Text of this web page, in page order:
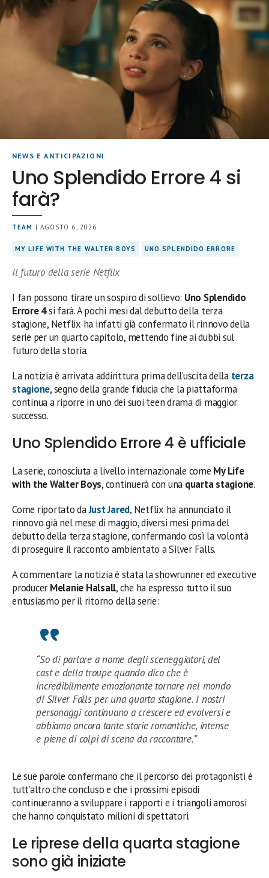
NEWS E ANTICIPAZIONI
Uno Splendido Errore 4 si
farà?
TEAM | AGOSTO 6, 2026
MY LIFE WITH THE WALTER BOYS UNO SPLENDIDO ERRORE
Il futuro della serie Netflix
I fan possono tirare un sospiro di sollievo: Uno Splendido
Errore 4si farà. A pochi mesi dal debutto della terza
stagione, Netflix ha infatti già confermato il rinnovo della
serie per un quarto capitolo, mettendo fine ai dubbi sul
futuro della storia.
La notizia è arrivata addirittura prima dell’uscita della terza
stagione, segno della grande fiducia che la piattaforma
continua a riporre in uno dei suoi teen drama di maggior
successo.
Uno Splendido Errore 4 è ufficiale
La serie, conosciuta a livello internazionale come My Life
with the Walter Boys, continuerà con una quarta stagione.
Come riportato daJust Jared, Netflix ha annunciato il
rinnovo già nel mese di maggio, diversi mesi prima del
debutto della terza stagione, confermando così la volontà
di proseguire il racconto ambientato a Silver Falls.
A commentare la notizia è stata la showrunner ed executive
producer Melanie Halsall, che ha espresso tutto il suo
entusiasmo per il ritorno della serie:
“So di parlare a nome degli sceneggiatori, del
cast e della troupe quando dico che è
incredibilmente emozionante tornare nel mondo
di Silver Falls per una quarta stagione. I nostri
personaggi continuano a crescere ed evolversi e
abbiamo ancora tante storie romantiche, intense
e piene di colpi di scena da raccontare.”
Le sue parole confermano che il percorso dei protagonisti è
tutt’altro che concluso e che i prossimi episodi
continueranno a sviluppare i rapporti e i triangoli amorosi
che hanno conquistato milioni di spettatori.
Le riprese della quarta stagione
sono già iniziate